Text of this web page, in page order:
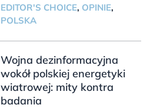
EDITOR'S CHOICE, OPINIE,
POLSKA
Wojna dezinformacyjna
wokół polskiej energetyki
wiatrowej: mity kontra
badania